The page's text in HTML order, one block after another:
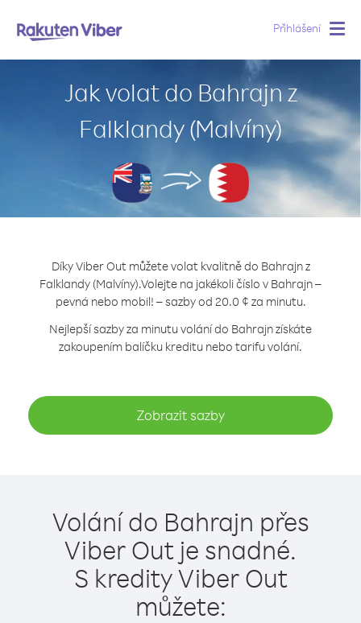
Přihlášení
Jak volat do Bahrajn z
Falklandy (Malvíny)
Díky Viber Out můžete volat kvalitně do Bahrajn z
Falklandy (Malvíny).Volejte na jakékoli číslo v Bahrajn –
pevná nebo mobil! – sazby od 20.0 ¢ za minutu.
Nejlepší sazby za minutu volání do Bahrajn získáte
zakoupením balíčku kreditu nebo tarifu volání.
Zobrazit sazby
Volání do Bahrajn přes
Viber Out je snadné.
S kredity Viber Out
můžete: